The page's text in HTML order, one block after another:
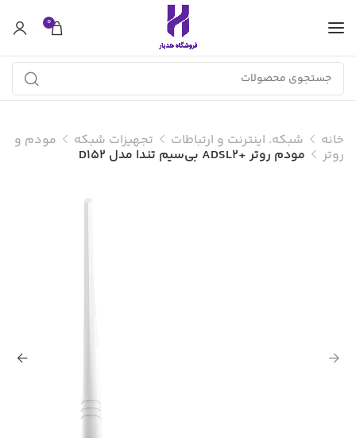
0
خانه شبکه. اینترنت و ارتباطات تجهیزات شبکه مودم و
روتر مودم روتر +ADSL2 بی‌سیم تندا مدل D152